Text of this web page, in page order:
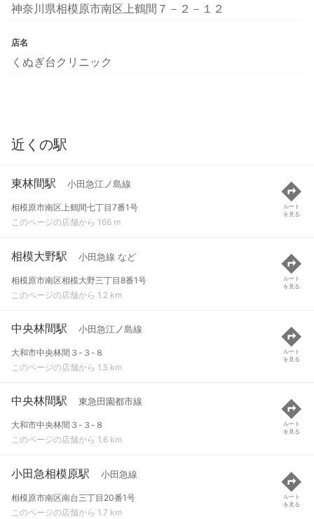
神奈川県相模原市南区上鶴間７－２－１２
店名
くぬぎ台クリニック
近くの駅
東林間駅 小田急江ノ島線
相模原市南区上鶴間七丁目7番1号
このページの店舗から 166 m
ルート
を見る
相模大野駅 小田急線 など
相模原市南区相模大野三丁目8番1号
このページの店舗から 1.2 km
ルート
を見る
中央林間駅 小田急江ノ島線
大和市中央林間３-３-８
このページの店舗から 1.5 km
ルート
を見る
中央林間駅 東急田園都市線
大和市中央林間３-３-８
このページの店舗から 1.6 km
ルート
を見る
小田急相模原駅 小田急線
相模原市南区南台三丁目20番1号
このページの店舗から 1.7 km
ルート
を見る